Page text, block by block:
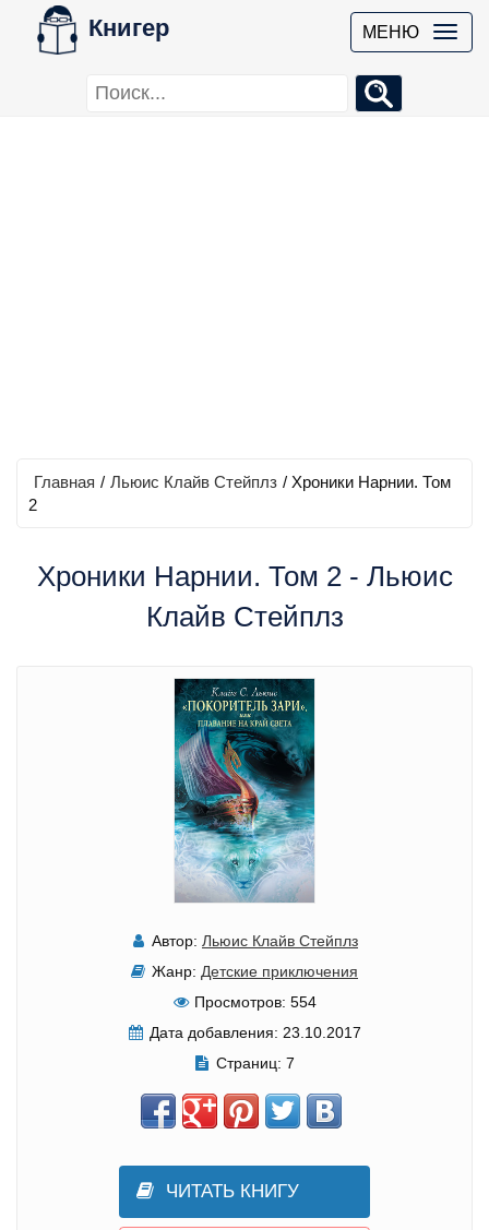
Книгер МЕНЮ
Главная / Льюис Клайв Стейплз / Хроники Нарнии. Том
2
Хроники Нарнии. Том 2 - Льюис
Клайв Стейплз
Автор: Льюис Клайв Стейплз
Жанр: Детские приключения
Просмотров: 554
Дата добавления: 23.10.2017
Страниц: 7
ЧИТАТЬ КНИГУ